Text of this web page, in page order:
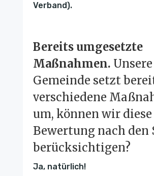
Verband).
Bereits umgesetzte
Maßnahmen. Unsere
Gemeinde setzt
verschiedene
um, können wir
Bewertung nach den
berücksichtigen?
Ja, natürlich!